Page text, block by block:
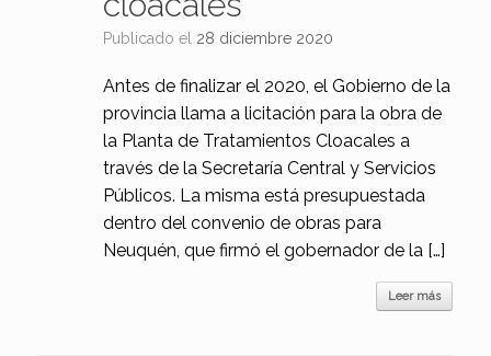
Publicado el 28 diciembre 2020
Antes de finalizar el 2020, el Gobierno de la
provincia llama a licitación para la obra de
la Planta de Tratamientos Cloacales a
través de la Secretaría Central y Servicios
Públicos. La misma está presupuestada
dentro del convenio de obras para
Neuquén, que firmó el gobernador de la […]
Leer más